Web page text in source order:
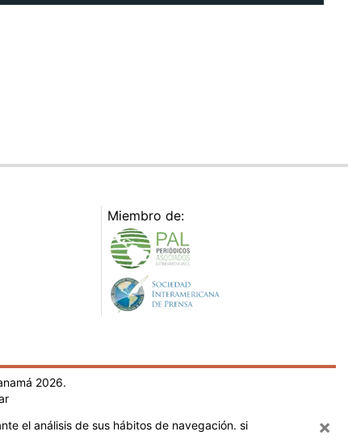
Miembro de:
2026.
el análisis de sus hábitos de navegación. si
×